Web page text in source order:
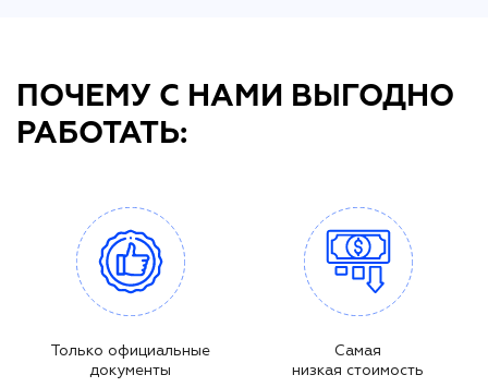
ПОЧЕМУ С НАМИ ВЫГОДНО
РАБОТАТЬ:
Только официальные
документы
Самая
низкая стоимость